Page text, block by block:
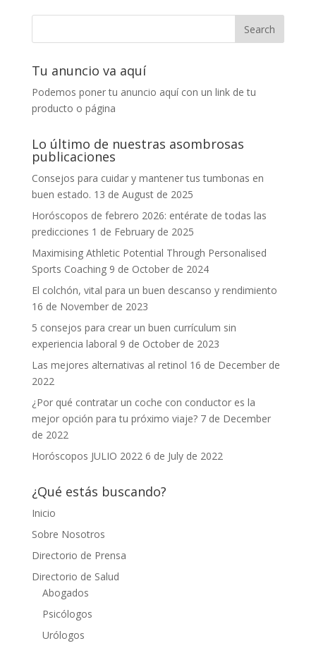
Tu anuncio va aquí
Podemos poner tu anuncio aquí con un link de tu
producto o página
Lo último de nuestras asombrosas
publicaciones
Consejos para cuidar y mantener tus tumbonas en
buen estado. 13 de August de 2025
Horóscopos de febrero 2026: entérate de todas las
predicciones 1 de February de 2025
Maximising Athletic Potential Through Personalised
Sports Coaching 9 de October de 2024
El colchón, vital para un buen descanso y rendimiento
16 de November de 2023
5 consejos para crear un buen currículum sin
experiencia laboral 9 de October de 2023
Las mejores alternativas al retinol 16 de December de
2022
¿Por qué contratar un coche con conductor es la
mejor opción para tu próximo viaje? 7 de December
de 2022
Horóscopos JULIO 2022 6 de July de 2022
¿Qué estás buscando?
Inicio
Sobre Nosotros
Directorio de Prensa
Directorio de Salud
Abogados
Psicólogos
Urólogos